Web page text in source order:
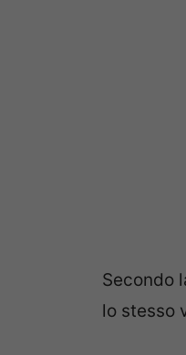
Secondo
lo stesso